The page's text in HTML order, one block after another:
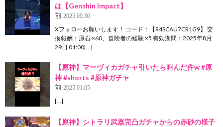
は【Genshin Impact】
2025.09.30
Xフォローお願いします！ コード：【R4SCAU7CR1G9】 交
換報酬：原石 ×60、冒険者の経験 ×5 有効期間：2025年8月
29日 01:00[…]
【原神】マーヴィカガチャ引いたら叫んだ件w #原
神 #shorts #原神ガチャ
2025.01.05
[…]
【原神】シトラリ武器完凸ガチャからの赤砂の様子